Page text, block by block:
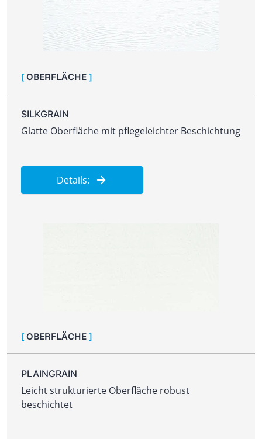
[ OBERFLÄCHE ]
SILKGRAIN
Glatte Oberfläche mit pflegeleichter Beschichtung
Details:
[ OBERFLÄCHE ]
PLAINGRAIN
Leicht strukturierte Oberfläche robust
beschichtet